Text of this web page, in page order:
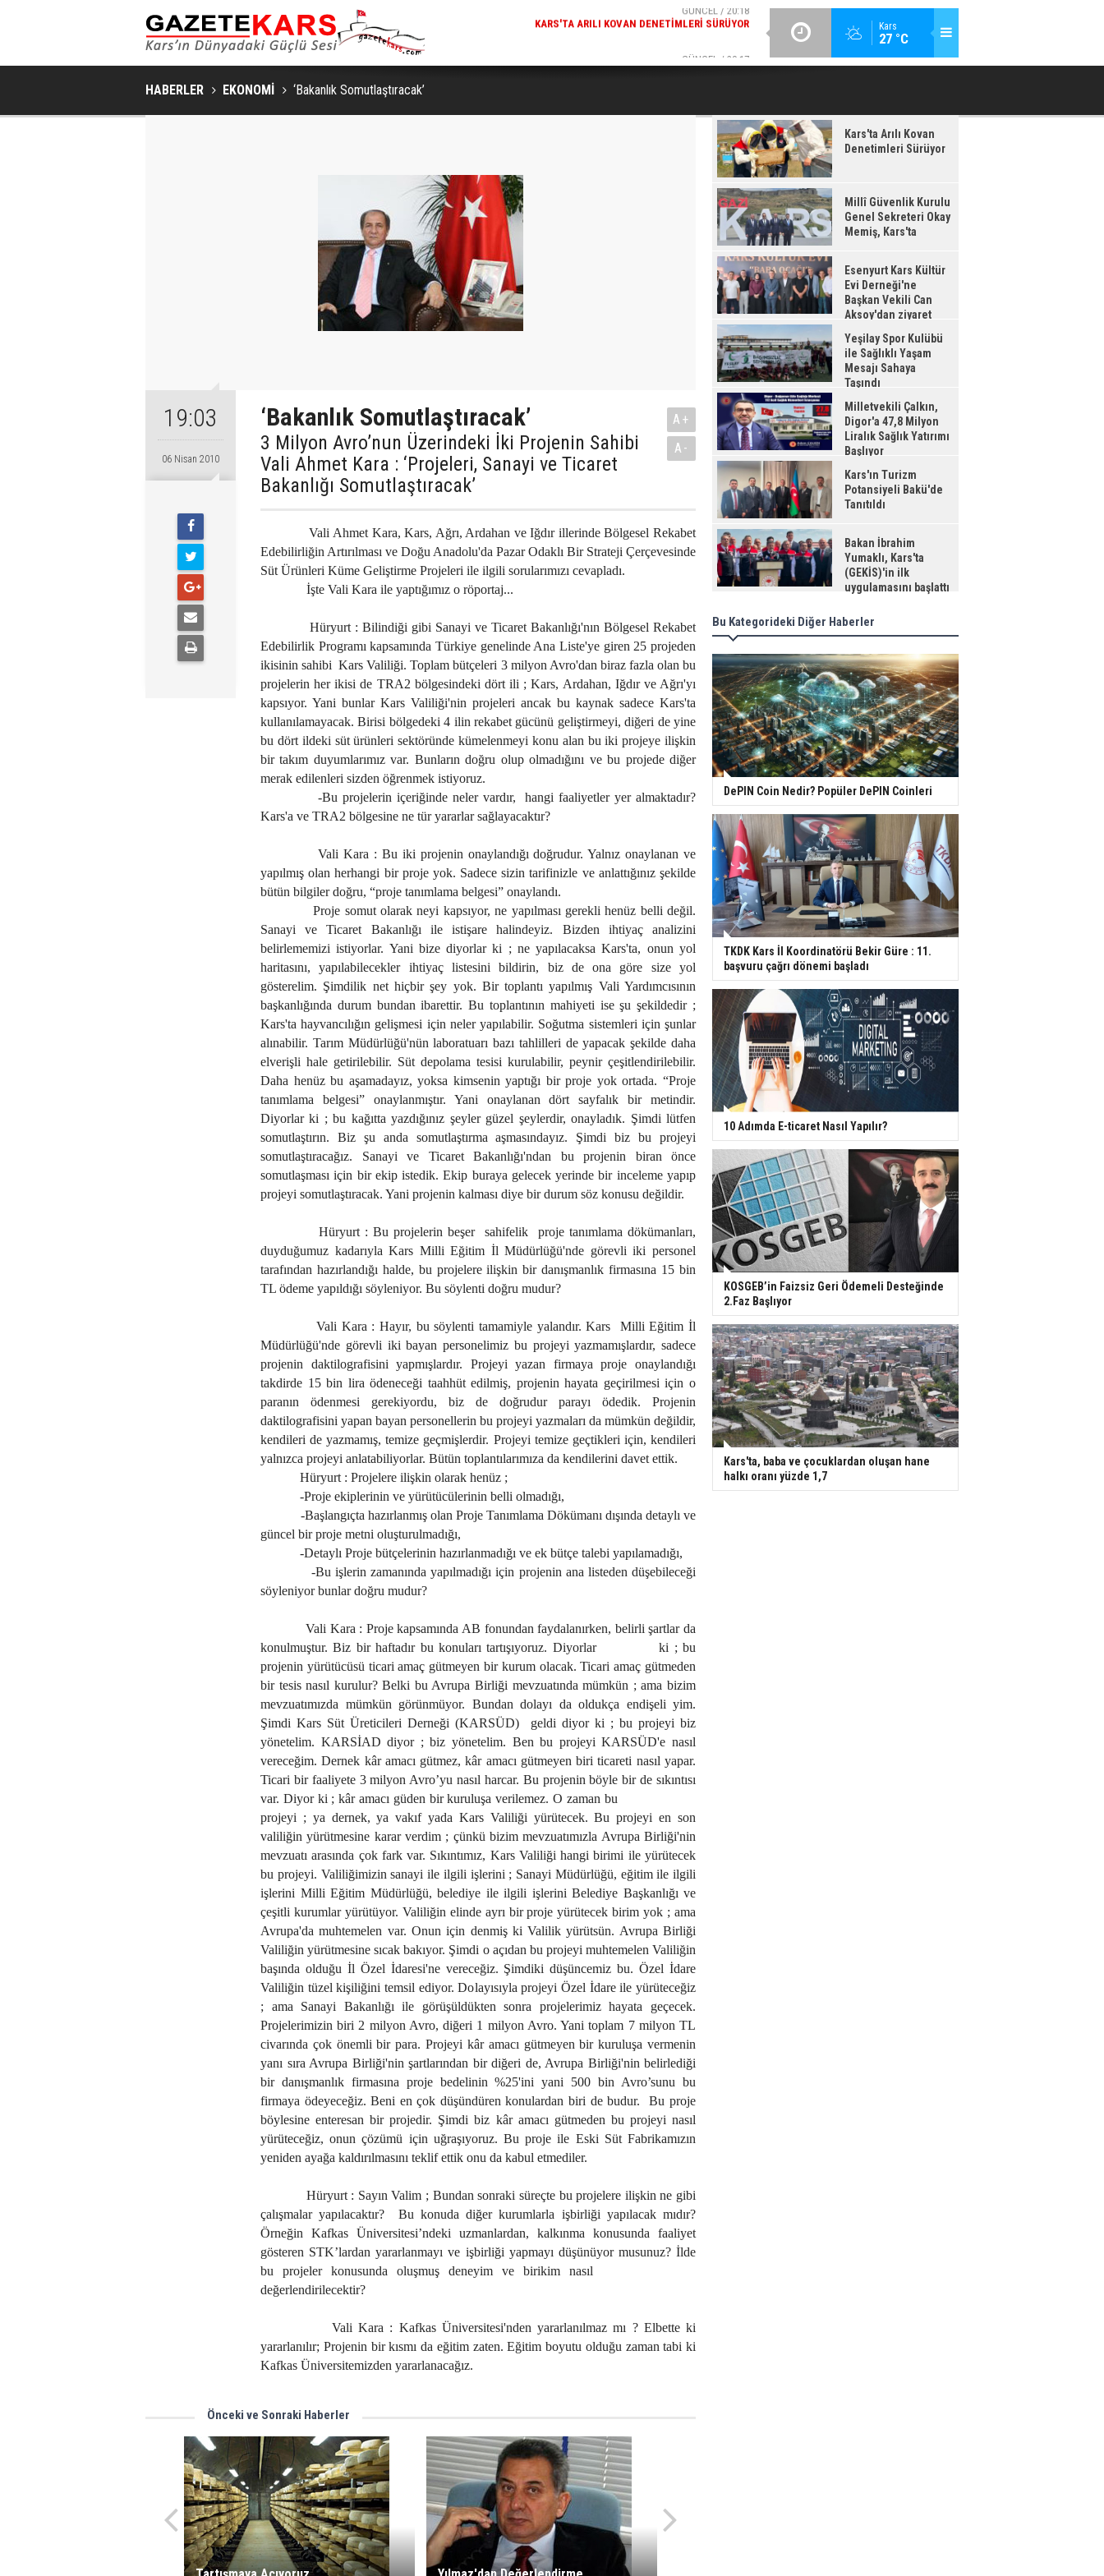
Kars
27 °C
KARS'TA ARILI KOVAN DENETIMLERI SÜRÜYOR
GÜNCEL / 20:17
ESENYURT KARS KÜLTÜR EVI DERNEĞI'NE BAŞKAN VEKILI CAN
HABERLER EKONOMİ ‘Bakanlık Somutlaştıracak’
19:03
06 Nisan 2010
‘Bakanlık Somutlaştıracak’
3 Milyon Avro’nun Üzerindeki İki Projenin Sahibi
Vali Ahmet Kara : ‘Projeleri, Sanayi ve Ticaret
Bakanlığı Somutlaştıracak’
A+
A-
Vali Ahmet Kara, Kars, Ağrı, Ardahan ve Iğdır illerinde Bölgesel Rekabet
Edebilirliğin Artırılması ve Doğu Anadolu'da Pazar Odaklı Bir Strateji Çerçevesinde
Süt Ürünleri Küme Geliştirme Projeleri ile ilgili sorularımızı cevapladı.
İşte Vali Kara ile yaptığımız o röportaj...
Hüryurt : Bilindiği gibi Sanayi ve Ticaret Bakanlığı'nın Bölgesel Rekabet
Edebilirlik Programı kapsamında Türkiye genelinde Ana Liste'ye giren 25 projeden
ikisinin sahibi Kars Valiliği. Toplam bütçeleri 3 milyon Avro'dan biraz fazla olan bu
projelerin her ikisi de TRA2 bölgesindeki dört ili ; Kars, Ardahan, Iğdır ve Ağrı'yı
kapsıyor. Yani bunlar Kars Valiliği'nin projeleri ancak bu kaynak sadece Kars'ta
kullanılamayacak. Birisi bölgedeki 4 ilin rekabet gücünü geliştirmeyi, diğeri de yine
bu dört ildeki süt ürünleri sektöründe kümelenmeyi konu alan bu iki projeye ilişkin
bir takım duyumlarımız var. Bunların doğru olup olmadığını ve bu projede diğer
merak edilenleri sizden öğrenmek istiyoruz.
-Bu projelerin içeriğinde neler vardır,
hangi faaliyetler yer almaktadır?
Kars'a ve TRA2 bölgesine ne tür yararlar sağlayacaktır?
Vali Kara : Bu iki projenin onaylandığı doğrudur. Yalnız onaylanan ve
yapılmış olan herhangi bir proje yok. Sadece sizin tarifinizle ve anlattığınız şekilde
bütün bilgiler doğru, “proje tanımlama belgesi” onaylandı.
Proje somut olarak neyi kapsıyor, ne yapılması gerekli henüz belli değil.
Sanayi ve Ticaret Bakanlığı ile istişare halindeyiz. Bizden ihtiyaç analizini
belirlememizi istiyorlar. Yani bize diyorlar ki ; ne yapılacaksa Kars'ta, onun yol
haritasını, yapılabilecekler ihtiyaç listesini bildirin, biz de ona göre size yol
gösterelim. Şimdilik net hiçbir şey yok. Bir toplantı yapılmış Vali Yardımcısının
başkanlığında durum bundan ibarettir. Bu toplantının mahiyeti ise şu şekildedir ;
Kars'ta hayvancılığın gelişmesi için neler yapılabilir. Soğutma sistemleri için şunlar
alınabilir. Tarım Müdürlüğü'nün laboratuarı bazı tahlilleri de yapacak şekilde daha
elverişli hale getirilebilir. Süt depolama tesisi kurulabilir, peynir çeşitlendirilebilir.
Daha henüz bu aşamadayız, yoksa kimsenin yaptığı bir proje yok ortada. “Proje
tanımlama belgesi” onaylanmıştır. Yani onaylanan dört sayfalık bir metindir.
Diyorlar ki ; bu kağıtta yazdığınız şeyler güzel şeylerdir, onayladık. Şimdi lütfen
somutlaştırın. Biz şu anda somutlaştırma aşmasındayız. Şimdi biz bu projeyi
somutlaştıracağız. Sanayi ve Ticaret Bakanlığı'ndan bu projenin biran önce
somutlaşması için bir ekip istedik. Ekip buraya gelecek yerinde bir inceleme yapıp
projeyi somutlaştıracak. Yani projenin kalması diye bir durum söz konusu değildir.
Hüryurt : Bu projelerin beşer sahifelik
proje tanımlama dökümanları,
duyduğumuz kadarıyla Kars Milli Eğitim İl Müdürlüğü'nde görevli iki personel
tarafından hazırlandığı halde, bu projelere ilişkin bir danışmanlık firmasına 15 bin
TL ödeme yapıldığı söyleniyor. Bu söylenti doğru mudur?
Vali Kara : Hayır, bu söylenti tamamiyle yalandır. Kars
Milli Eğitim İl
Müdürlüğü'nde görevli iki bayan personelimiz bu projeyi yazmamışlardır, sadece
projenin daktilografisini yapmışlardır. Projeyi yazan firmaya proje onaylandığı
takdirde 15 bin lira ödeneceği taahhüt edilmiş, projenin hayata geçirilmesi için o
paranın ödenmesi gerekiyordu, biz de doğrudur parayı ödedik. Projenin
daktilografisini yapan bayan personellerin bu projeyi yazmaları da mümkün değildir,
kendileri de yazmamış, temize geçmişlerdir. Projeyi temize geçtikleri için, kendileri
yalnızca projeyi anlatabiliyorlar. Bütün toplantılarımıza da kendilerini davet ettik.
Hüryurt : Projelere ilişkin olarak henüz ;
-Proje ekiplerinin ve yürütücülerinin belli olmadığı,
-Başlangıçta hazırlanmış olan Proje Tanımlama Dökümanı dışında detaylı ve
güncel bir proje metni oluşturulmadığı,
-Detaylı Proje bütçelerinin hazırlanmadığı ve ek bütçe talebi yapılamadığı,
-Bu işlerin zamanında yapılmadığı için projenin ana listeden düşebileceği
söyleniyor bunlar doğru mudur?
Vali Kara : Proje kapsamında AB fonundan faydalanırken, belirli şartlar da
konulmuştur. Biz bir haftadır bu konuları tartışıyoruz. Diyorlar
ki ; bu
projenin yürütücüsü ticari amaç gütmeyen bir kurum olacak. Ticari amaç gütmeden
bir tesis nasıl kurulur? Belki bu Avrupa Birliği mevzuatında mümkün ; ama bizim
mevzuatımızda mümkün görünmüyor. Bundan dolayı da oldukça endişeli yim.
Şimdi Kars Süt Üreticileri Derneği (KARSÜD)
geldi diyor ki ; bu projeyi biz
yönetelim. KARSİAD diyor ; biz yönetelim. Ben bu projeyi KARSÜD'e nasıl
vereceğim. Dernek kâr amacı gütmez, kâr amacı gütmeyen biri ticareti nasıl yapar.
Ticari bir faaliyete 3 milyon Avro’yu nasıl harcar. Bu projenin böyle bir de sıkıntısı
var. Diyor ki ; kâr amacı güden bir kuruluşa verilemez. O zaman bu
projeyi ; ya dernek, ya vakıf yada Kars Valiliği yürütecek. Bu projeyi en son
valiliğin yürütmesine karar verdim ; çünkü bizim mevzuatımızla Avrupa Birliği'nin
mevzuatı arasında çok fark var. Sıkıntımız, Kars Valiliği hangi birimi ile yürütecek
bu projeyi. Valiliğimizin sanayi ile ilgili işlerini ; Sanayi Müdürlüğü, eğitim ile ilgili
işlerini Milli Eğitim Müdürlüğü, belediye ile ilgili işlerini Belediye Başkanlığı ve
çeşitli kurumlar yürütüyor. Valiliğin elinde ayrı bir proje yürütecek birim yok ; ama
Avrupa'da muhtemelen var. Onun için denmiş ki Valilik yürütsün. Avrupa Birliği
Valiliğin yürütmesine sıcak bakıyor. Şimdi o açıdan bu projeyi muhtemelen Valiliğin
başında olduğu İl Özel İdaresi'ne vereceğiz. Şimdiki düşüncemiz bu. Özel İdare
Valiliğin tüzel kişiliğini temsil ediyor. Dolayısıyla projeyi Özel İdare ile yürüteceğiz
; ama Sanayi Bakanlığı ile görüşüldükten sonra projelerimiz hayata geçecek.
Projelerimizin biri 2 milyon Avro, diğeri 1 milyon Avro. Yani toplam 7 milyon TL
civarında çok önemli bir para. Projeyi kâr amacı gütmeyen bir kuruluşa vermenin
yanı sıra Avrupa Birliği'nin şartlarından bir diğeri de, Avrupa Birliği'nin belirlediği
bir danışmanlık firmasına proje bedelinin %25'ini yani 500 bin Avro’sunu bu
firmaya ödeyeceğiz. Beni en çok düşündüren konulardan biri de budur.
Bu proje
böylesine enteresan bir projedir. Şimdi biz kâr amacı gütmeden bu projeyi nasıl
yürüteceğiz, onun çözümü için uğraşıyoruz. Bu proje ile Eski Süt Fabrikamızın
yeniden ayağa kaldırılmasını teklif ettik onu da kabul etmediler.
Hüryurt : Sayın Valim ; Bundan sonraki süreçte bu projelere ilişkin ne gibi
çalışmalar yapılacaktır?
Bu konuda diğer kurumlarla işbirliği yapılacak mıdır?
Örneğin Kafkas Üniversitesi’ndeki uzmanlardan, kalkınma konusunda faaliyet
gösteren STK’lardan yararlanmayı ve işbirliği yapmayı düşünüyor musunuz? İlde
bu projeler konusunda oluşmuş deneyim ve birikim nasıl
değerlendirilecektir?
Vali Kara : Kafkas Üniversitesi'nden yararlanılmaz mı ? Elbette ki
yararlanılır; Projenin bir kısmı da eğitim zaten. Eğitim boyutu olduğu zaman tabi ki
Kafkas Üniversitemizden yararlanacağız.
Önceki ve Sonraki Haberler
Kars'ta Arılı Kovan
Denetimleri Sürüyor
Millî Güvenlik Kurulu
Genel Sekreteri Okay
Memiş, Kars'ta
Esenyurt Kars Kültür
Evi Derneği'ne
Başkan Vekili Can
Aksoy'dan ziyaret
Yeşilay Spor Kulübü
ile Sağlıklı Yaşam
Mesajı Sahaya
Taşındı
Milletvekili Çalkın,
Digor'a 47,8 Milyon
Liralık Sağlık Yatırımı
Başlıyor
Kars'ın Turizm
Potansiyeli Bakü'de
Tanıtıldı
Bakan İbrahim
Yumaklı, Kars'ta
(GEKİS)'in ilk
uygulamasını başlattı
Bu Kategorideki Diğer Haberler
DePIN Coin Nedir? Popüler DePIN Coinleri
TKDK Kars İl Koordinatörü Bekir Güre : 11.
başvuru çağrı dönemi başladı
10 Adımda E-ticaret Nasıl Yapılır?
KOSGEB’in Faizsiz Geri Ödemeli Desteğinde
2.Faz Başlıyor
Kars'ta, baba ve çocuklardan oluşan hane
halkı oranı yüzde 1,7